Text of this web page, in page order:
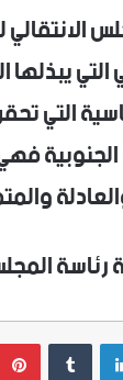
التي
رئاسة
لينكدإن
‏Tumblr